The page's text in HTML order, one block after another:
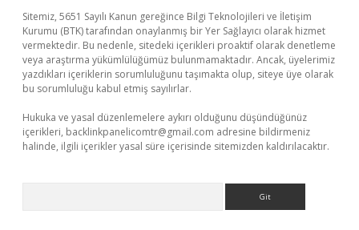
Sitemiz, 5651 Sayılı Kanun gereğince Bilgi Teknolojileri ve İletişim
Kurumu (BTK) tarafından onaylanmış bir Yer Sağlayıcı olarak hizmet
vermektedir. Bu nedenle, sitedeki içerikleri proaktif olarak denetleme
veya araştırma yükümlülüğümüz bulunmamaktadır. Ancak, üyelerimiz
yazdıkları içeriklerin sorumluluğunu taşımakta olup, siteye üye olarak
bu sorumluluğu kabul etmiş sayılırlar.
Hukuka ve yasal düzenlemelere aykırı olduğunu düşündüğünüz
içerikleri, backlinkpanelicomtr@gmail.com adresine bildirmeniz
halinde, ilgili içerikler yasal süre içerisinde sitemizden kaldırılacaktır.